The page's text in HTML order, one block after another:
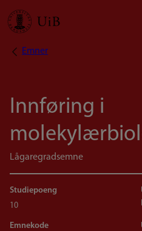
Hopp
Navigasjonssti
Emner
Innføring i
Lågaregradsemne
Studiepoeng
10
Emnekode